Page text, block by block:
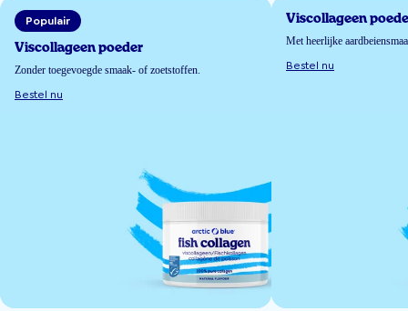
Populair
Viscollageen poeder
Zonder toegevoegde smaak- of zoetstoffen.
Bestel nu
Viscollageen
Met heerlijke
Bestel nu